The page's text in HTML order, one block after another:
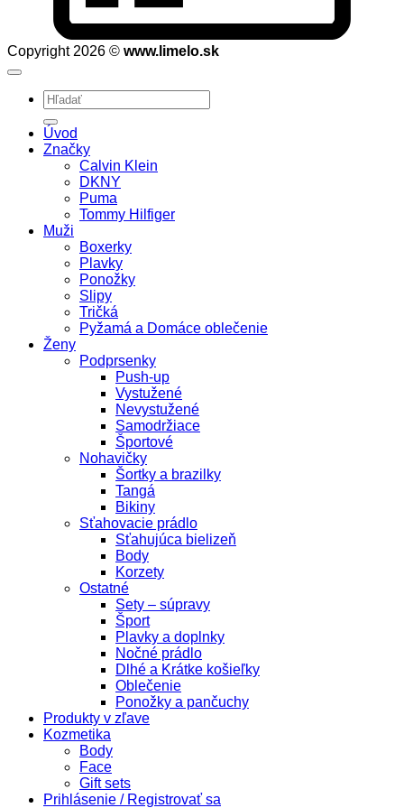
Copyright 2026 © www.limelo.sk
Hľadať:
Úvod
Značky
Calvin Klein
DKNY
Puma
Tommy Hilfiger
Muži
Boxerky
Plavky
Ponožky
Slipy
Tričká
Pyžamá a Domáce oblečenie
Ženy
Podprsenky
Push-up
Vystužené
Nevystužené
Samodržiace
Športové
Nohavičky
Šortky a brazilky
Tangá
Bikiny
Sťahovacie prádlo
Sťahujúca bielizeň
Body
Korzety
Ostatné
Sety – súpravy
Šport
Plavky a doplnky
Nočné prádlo
Dlhé a Krátke košieľky
Oblečenie
Ponožky a pančuchy
Produkty v zľave
Kozmetika
Body
Face
Gift sets
Prihlásenie / Registrovať sa